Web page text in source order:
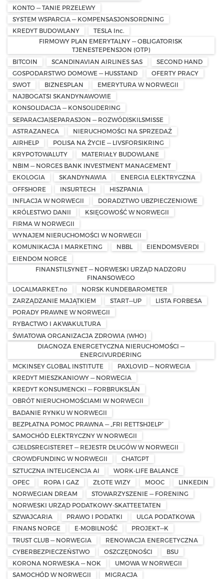
KONTO — TANIE PRZELEWY
SYSTEM WSPARCIA — KOMPENSASJONSORDNING
KREDYT BUDOWLANY
TESLA Inc.
FIRMOWY PLAN EMERYTALNY — OBLIGATORISK
TJENESTEPENSJON (OTP)
BITCOIN
SCANDINAVIAN AIRLINES SAS
SECOND HAND
GOSPODARSTWO DOMOWE — HUSSTAND
OFERTY PRACY
SWOT
BIZNESPLAN
EMERYTURA W NORWEGII
NAJBOGATSI SKANDYNAWOWIE
KONSOLIDACJA — KONSOLIDERING
SEPARACJA|SEPARASJON — ROZWÓD|SKILSMISSE
ASTRAZANECA
NIERUCHOMOŚCI NA SPRZEDAŻ
AIRHELP
POLISA NA ŻYCIE — LIVSFORSIKRING
KRYPOTOWALUTY
MATERIAŁY BUDOWLANE
NBIM — NORGES BANK INVESTMENT MANAGEMENT
EKOLOGIA
SKANDYNAWIA
ENERGIA ELEKTRYCZNA
OFFSHORE
INSURTECH
HISZPANIA
INFLACJA W NORWEGII
DORADZTWO UBZPIECZENIOWE
KRÓLESTWO DANII
KSIĘGOWOŚĆ W NORWEGII
FIRMA W NORWEGII
WYNAJEM NIERUCHOMOŚCI W NORWEGII
KOMUNIKACJA I MARKETING
NBBL
EIENDOMSVERDI
EIENDOM NORGE
FINANSTILSYNET — NORWESKI URZĄD NADZORU
FINANSOWEGO
LOCALMARKET.no
NORSK KUNDEBAROMETER
ZARZĄDZANIE MAJĄTKIEM
START—UP
LISTA FORBESA
PORADY PRAWNE W NORWEGII
RYBACTWO I AKWAKULTURA
ŚWIATOWA ORGANIZACJA ZDROWIA (WHO)
DIAGNOZA ENERGETYCZNA NIERUCHOMOŚCI —
ENERGIVURDERING
MCKINSEY GLOBAL INSTITUTE
PAXLOVID — NORWEGIA
KREDYT MIESZKANIOWY — NORWEGIA
KREDYT KONSUMENCKI — FORBRUKSLÅN
OBRÓT NIERUCHOMOŚCIAMI W NORWEGII
BADANIE RYNKU W NORWEGII
BEZPŁATNA POMOC PRAWNA — „FRI RETTSHJELP”
SAMOCHÓD ELEKTRYCZNY W NORWEGII
GJELDSREGISTERET — REJESTR DŁUGÓW W NORWEGII
CROWDFUNDING W NORWEGII
CHATGPT
SZTUCZNA INTELIGENCJA AI
WORK-LIFE BALANCE
OPEC
ROPA I GAZ ZŁOTE WIZY MOOC
LINKEDIN
NORWEGIAN DREAM
STOWARZYSZENIE — FORENING
NORWESKI URZĄD PODATKOWY-SKATTEETATEN
SZWAJCARIA
PRAWO I PODATKI
ULGA PODATKOWA
FINANS NORGE
E-MOBILNOŚĆ
PROJEKT—K
TRUST CLUB — NORWEGIA
RENOWACJA ENERGETYCZNA
CYBERBEZPIECZEŃSTWO
OSZCZĘDNOŚCI
BSU
KORONA NORWESKA — NOK
UMOWA W NORWEGII
SAMOCHÓD W NORWEGII
MIGRACJA